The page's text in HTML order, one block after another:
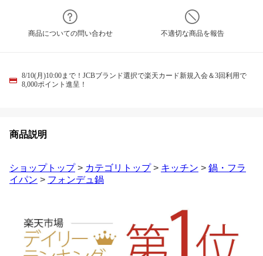
商品についての問い合わせ 不適切な商品を報告
8/10(月)10:00まで！JCBブランド選択で楽天カード新規入会＆3回利用で
8,000ポイント進呈！
商品説明
ショップトップ> カテゴリトップ> キッチン > 鍋・フラ
イパン > フォンデュ鍋